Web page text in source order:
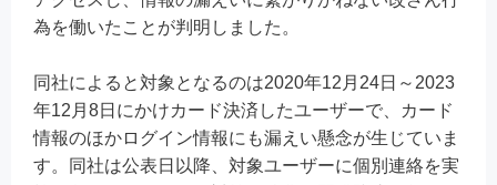
為を働いたことが判明しました。
同社によると対象となるのは2020年12月24日～2023
年12月8日にかけカード決済したユーザーで、カード
情報のほかログイン情報にも漏えい懸念が生じていま
す。同社は公表日以降、対象ユーザーに個別連絡を実